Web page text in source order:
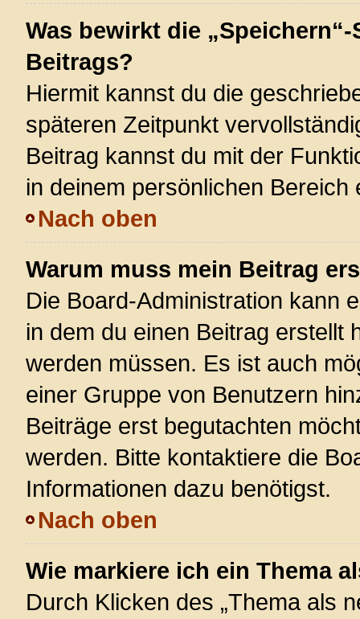
Was bewirkt die
Beitrags?
Hiermit kannst du die
späteren Zeitpunkt
Beitrag kannst du mit der
in deinem persönlichen Bereich
Nach oben
Warum muss mein Beitrag
Die Board-Administration kann
in dem du einen Beitrag erstellt
werden müssen. Es ist auch
einer Gruppe von Benutzern
Beiträge erst begutachten
werden. Bitte kontaktiere die
Informationen dazu benötigst.
Nach oben
Wie markiere ich ein Thema
Durch Klicken des „Thema als